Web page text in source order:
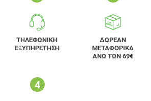
ΤΗΛΕΦΩΝΙΚΗ
ΕΞΥΠΗΡΕΤΗΣΗ
ΔΩΡΕΑΝ
ΜΕΤΑΦΟΡΙΚΑ
ΑΝΩ ΤΩΝ 69€